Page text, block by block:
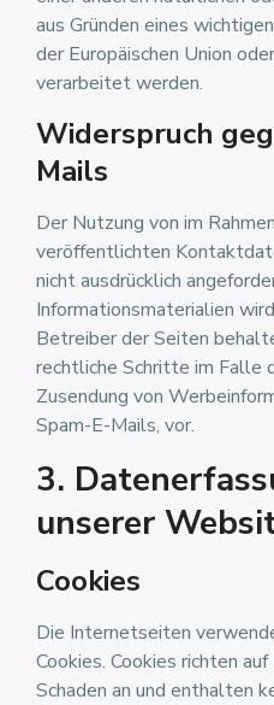
aus Gründen eines
der Europäischen Union
verarbeitet werden.
Widerspruch
Mails
Der Nutzung von im
veröffentlichten
nicht ausdrücklich
Informationsmaterialien
Betreiber der Seiten
rechtliche Schritte im Falle
Zusendung von
Spam-E-Mails, vor.
3.
unserer
Cookies
Die Internetseiten
Cookies. Cookies richten
Schaden an und enthalten